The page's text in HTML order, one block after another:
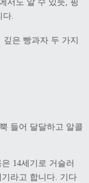
서도 알 수 있듯, 핑
다.
깊은 빵과자 두 가지
들어 달달하고 알콜
14세기로 거슬러
기라고 합니다. 기다